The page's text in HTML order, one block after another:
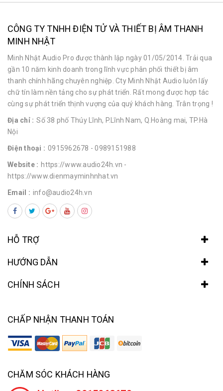
CÔNG TY TNHH ĐIỆN TỬ VÀ THIẾT BỊ ÂM THANH
MINH NHẬT
Minh Nhật Audio Pro được thành lập ngày 01/05/2014. Trải qua
gần 10 năm kinh doanh trong lĩnh vực phân phối thiết bị âm
thanh chính hãng chuyên nghiệp. Cty Minh Nhật Audio luôn lấy
chữ tín làm nền tảng cho sự phát triển. Rất mong được hợp tác
cùng sự phát triển thịnh vượng của quý khách hàng. Trân trọng !
Địa chỉ : Số 38 phố Thúy Lĩnh, P.Lĩnh Nam, Q.Hoàng mai, TP.Hà
Nội
Điện thoại : 0915962678 - 0989151988
Website : https://www.audio24h.vn -
https://www.dienmayminhnhat.vn
Email : info@audio24h.vn
HỖ TRỢ
HƯỚNG DẪN
CHÍNH SÁCH
CHẤP NHẬN THANH TOÁN
CHĂM SÓC KHÁCH HÀNG